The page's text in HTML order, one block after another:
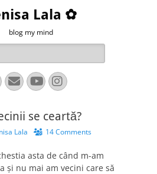
Lala ✿
blog my mind
EmailYouTube
Instagram
se ceartă?
Lala 14 Comments
asta de când m-am
și nu mai am vecini care să